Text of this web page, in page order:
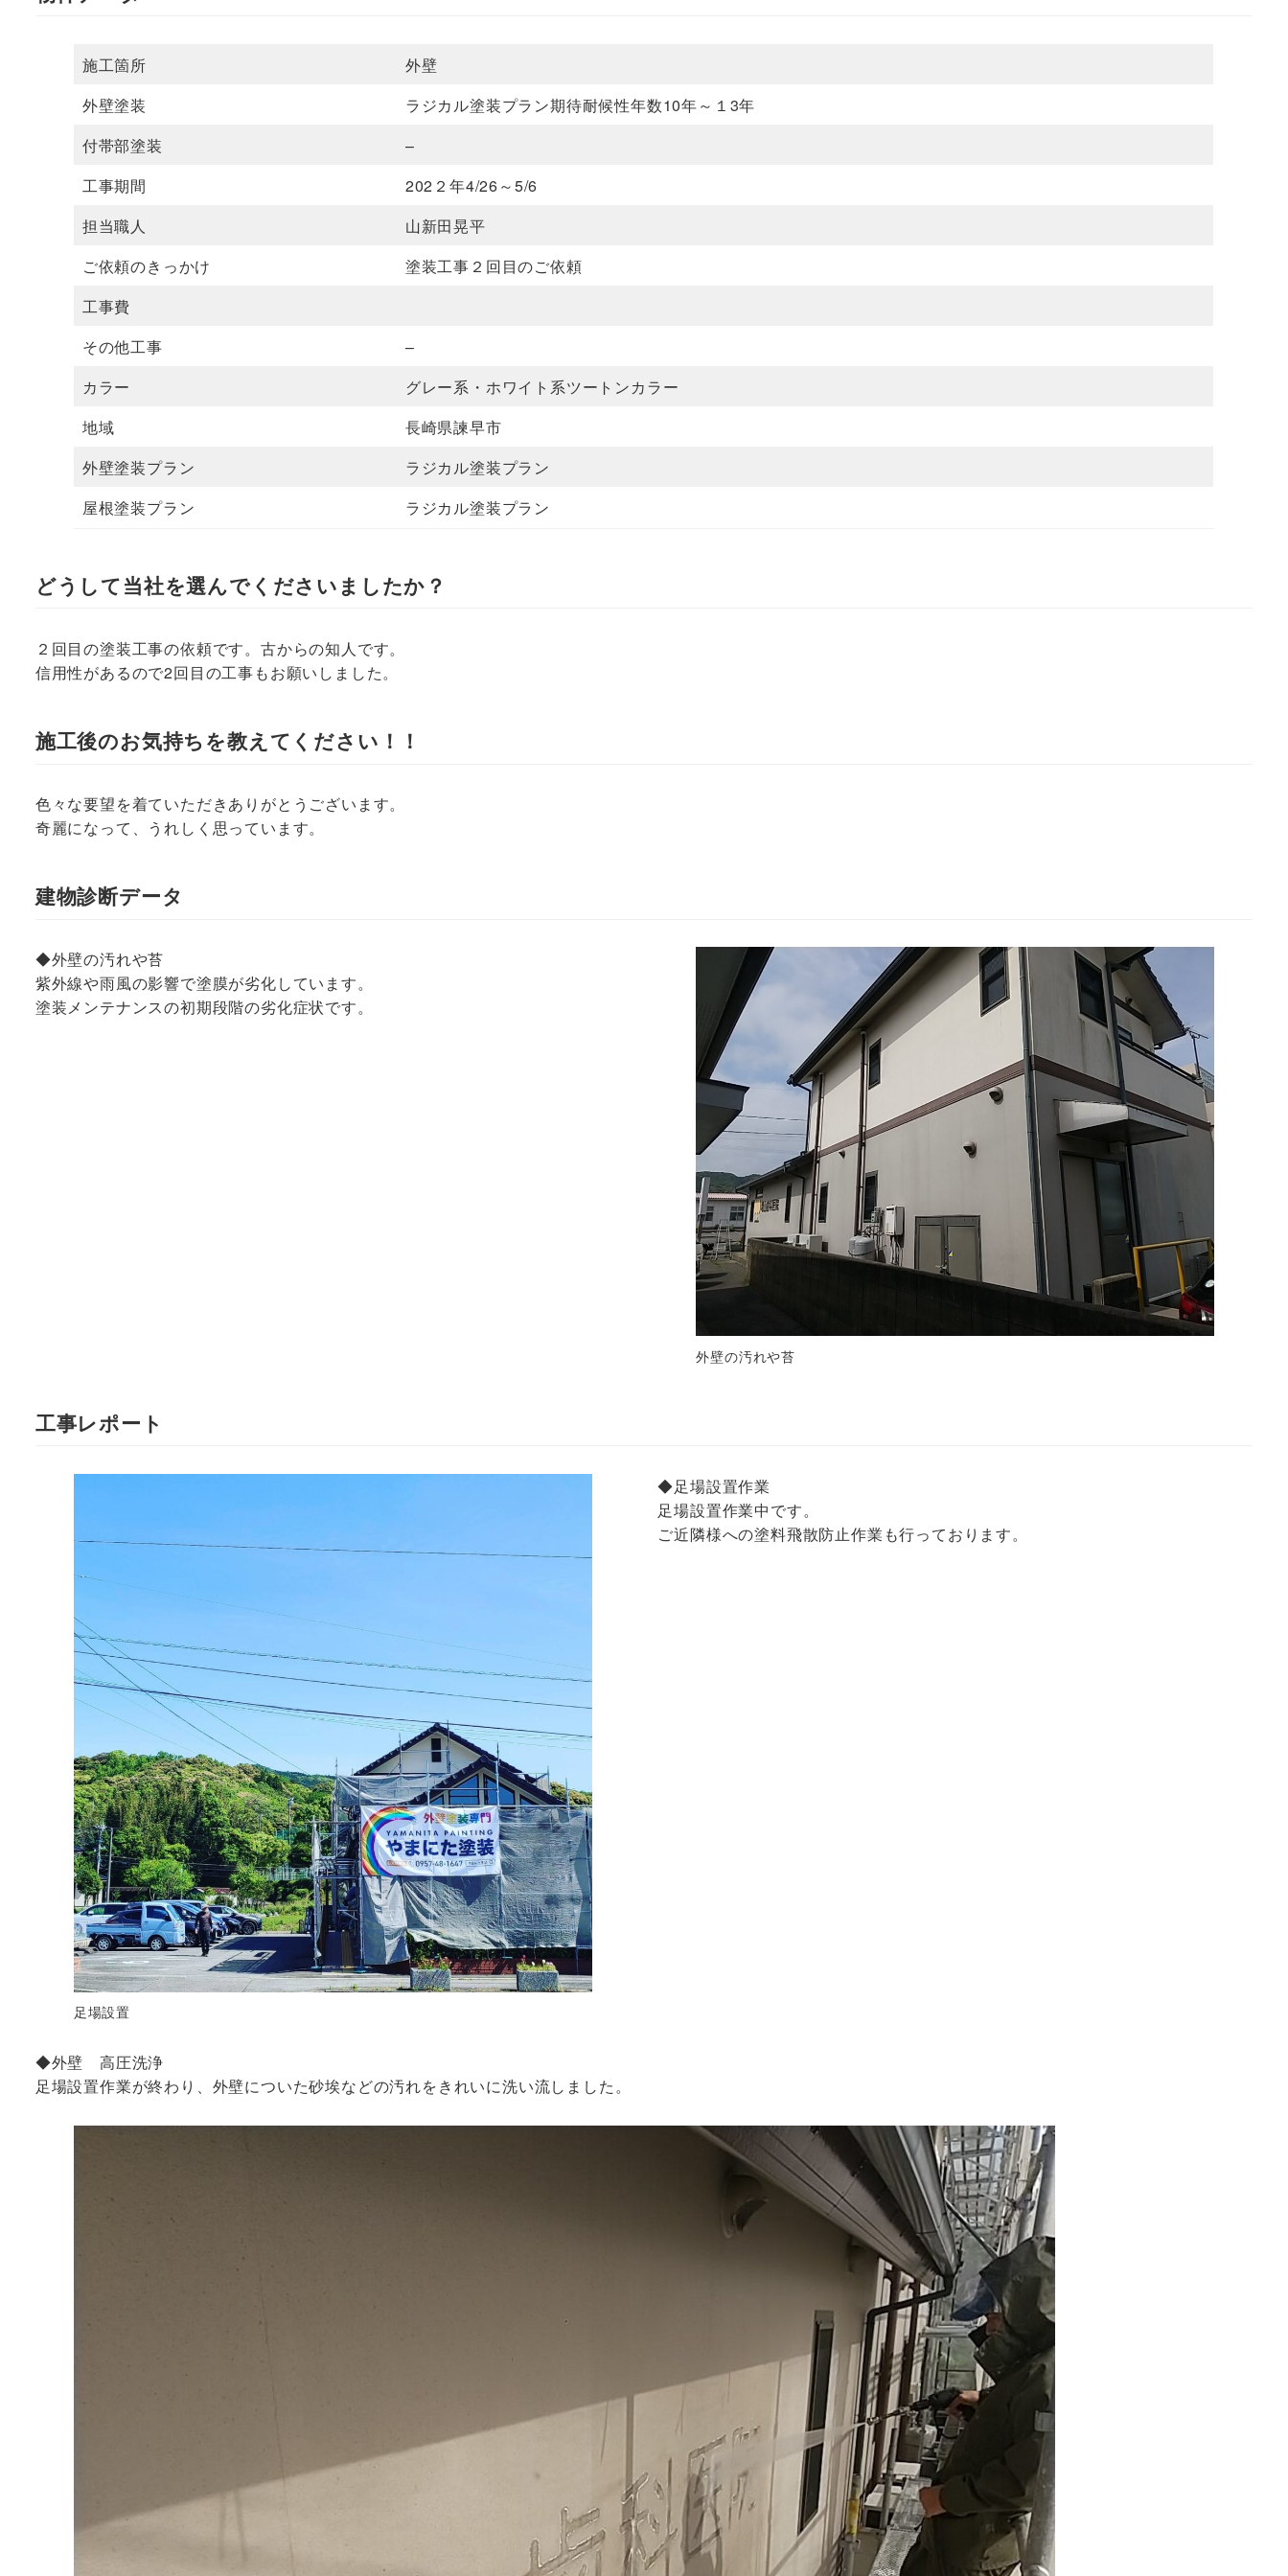
施工箇所
外壁
外壁塗装
ラジカル塗装プラン期待耐候性年数10年～１3年
付帯部塗装
–
工事期間
202２年4/26～5/6
担当職人
山新田晃平
ご依頼のきっかけ
塗装工事２回目のご依頼
工事費
その他工事
–
カラー
グレー系・ホワイト系ツートンカラー
地域
長崎県諫早市
外壁塗装プラン
ラジカル塗装プラン
屋根塗装プラン
ラジカル塗装プラン
どうして当社を選んでくださいましたか？
２回目の塗装工事の依頼です。古からの知人です。
信用性があるので2回目の工事もお願いしました。
施工後のお気持ちを教えてください！！
色々な要望を着ていただきありがとうございます。
奇麗になって、うれしく思っています。
建物診断データ
◆外壁の汚れや苔
紫外線や雨風の影響で塗膜が劣化しています。
塗装メンテナンスの初期段階の劣化症状です。
外壁の汚れや苔
工事レポート
足場設置
◆足場設置作業
足場設置作業中です。
ご近隣様への塗料飛散防止作業も行っております。
◆外壁 高圧洗浄
足場設置作業が終わり、外壁についた砂埃などの汚れをきれいに洗い流しました。